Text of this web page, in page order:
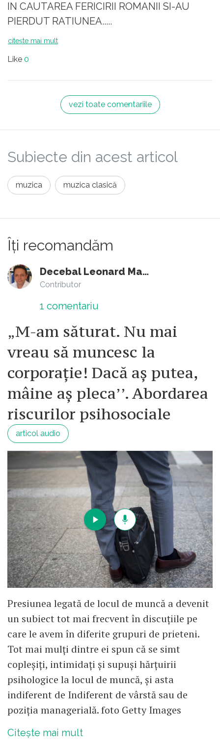
IN CAUTAREA FERICIRII ROMANII SI-AU
PIERDUT RATIUNEA.....
citește mai mult
Like 0
vezi toate comentariile
Subiecte din acest articol
muzica muzica clasică
Îți recomandăm
Decebal Leonard Marin
Contributor
1 comentariu
„M-am săturat. Nu mai
vreau să muncesc la
corporație! Dacă aș putea,
mâine aș pleca’’. Abordarea
riscurilor psihosociale
articol audio
Presiunea legată de locul de muncă a devenit
un subiect tot mai frecvent în discuțiile pe
care le avem în diferite grupuri de prieteni.
Tot mai mulți dintre ei spun că se simt
copleșiți, intimidați și supuși hărțuirii
psihologice la locul de muncă, și asta
indiferent de Indiferent de vârstă sau de
poziția managerială. foto Getty Images
Citește mai mult